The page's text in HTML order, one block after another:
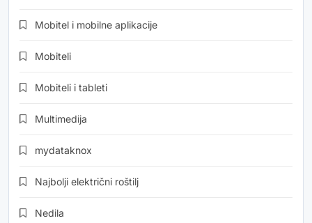
Mobitel i mobilne aplikacije
Mobiteli
Mobiteli i tableti
Multimedija
mydataknox
Najbolji električni roštilj
Nedila